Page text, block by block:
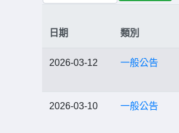
日期 類別
2026-03-12 一般公告
2026-03-10 一般公告